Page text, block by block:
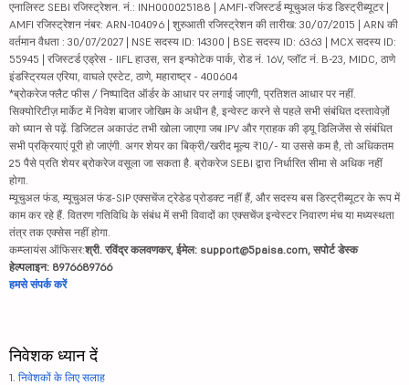
एनालिस्ट SEBI रजिस्ट्रेशन. नं.: INH000025188 | AMFI-रजिस्टर्ड म्यूचुअल फंड डिस्ट्रीब्यूटर |
AMFI रजिस्ट्रेशन नंबर: ARN-104096 | शुरुआती रजिस्ट्रेशन की तारीख: 30/07/2015 | ARN की
वर्तमान वैधता : 30/07/2027 | NSE सदस्य ID: 14300 | BSE सदस्य ID: 6363 | MCX सदस्य ID:
55945 | रजिस्टर्ड एड्रेस - IIFL हाउस, सन इन्फोटेक पार्क, रोड नं. 16V, प्लॉट नं. B-23, MIDC, ठाणे
इंडस्ट्रियल एरिया, वाघले एस्टेट, ठाणे, महाराष्ट्र - 400604
*ब्रोकरेज फ्लैट फीस / निष्पादित ऑर्डर के आधार पर लगाई जाएगी, प्रतिशत आधार पर नहीं.
सिक्योरिटीज़ मार्केट में निवेश बाजार जोखिम के अधीन है, इन्वेस्ट करने से पहले सभी संबंधित दस्तावेज़ों
को ध्यान से पढ़ें. डिजिटल अकाउंट तभी खोला जाएगा जब IPV और ग्राहक की ड्यू डिलिजेंस से संबंधित
सभी प्रक्रियाएं पूरी हो जाएंगी. अगर शेयर का बिक्री/खरीद मूल्य ₹10/- या उससे कम है, तो अधिकतम
25 पैसे प्रति शेयर ब्रोकरेज वसूला जा सकता है. ब्रोकरेज SEBI द्वारा निर्धारित सीमा से अधिक नहीं
होगा.
म्यूचुअल फंड, म्यूचुअल फंड-SIP एक्सचेंज ट्रेडेड प्रोडक्ट नहीं हैं, और सदस्य बस डिस्ट्रीब्यूटर के रूप में
काम कर रहे हैं. वितरण गतिविधि के संबंध में सभी विवादों का एक्सचेंज इन्वेस्टर निवारण मंच या मध्यस्थता
तंत्र तक एक्सेस नहीं होगा.
कम्प्लायंस ऑफिसर:श्री. रविंद्र कलवणकर, ईमेल: support@5paisa.com, सपोर्ट डेस्क
हेल्पलाइन: 8976689766
हमसे संपर्क करें
निवेशक ध्यान दें
1. निवेशकों के लिए सलाह